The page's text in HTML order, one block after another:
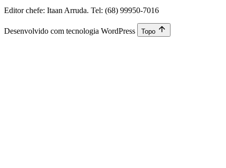
Editor chefe: Itaan Arruda. Tel: (68) 99950-7016
Desenvolvido com tecnologia WordPress Topo